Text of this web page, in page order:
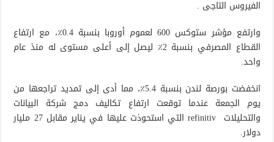
الفيروس التاجى .
وارتفع مؤشر ستوكس 600 لعموم أوروبا بنسبة 0.4٪، مع ارتفاع
القطاع المصرفي بنسبة 2٪ ليصل إلى أعلى مستوى له منذ عام
واحد.
انخفضت بورصة لندن بنسبة 5.4٪، مما أدى إلى تمديد تراجعها من
يوم الجمعة عندما توقعت ارتفاع تكاليف دمج شركة البيانات
والتحليلات refinitiv التي استحوذت عليها في يناير مقابل 27 مليار
دولار.